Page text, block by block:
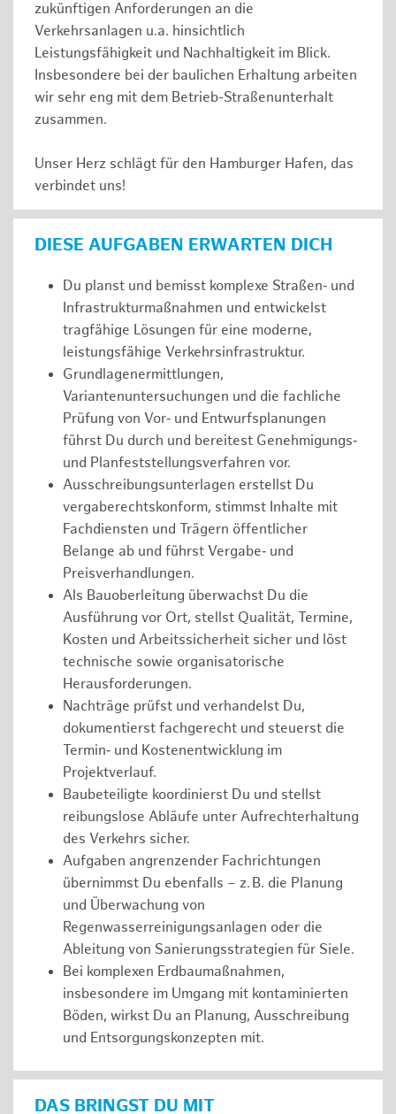
zukünftigen Anforderungen an die
Verkehrsanlagen u.a. hinsichtlich
Leistungsfähigkeit und Nachhaltigkeit im Blick.
Insbesondere bei der baulichen Erhaltung arbeiten
wir sehr eng mit dem Betrieb-Straßenunterhalt
zusammen.
Unser Herz schlägt für den Hamburger Hafen, das
verbindet uns!
DIESE AUFGABEN ERWARTEN DICH
Du planst und bemisst komplexe Straßen‑ und
Infrastrukturmaßnahmen und entwickelst
tragfähige Lösungen für eine moderne,
leistungsfähige Verkehrsinfrastruktur.
Grundlagenermittlungen,
Variantenuntersuchungen und die fachliche
Prüfung von Vor‑ und Entwurfsplanungen
führst Du durch und bereitest Genehmigungs‑
und Planfeststellungsverfahren vor.
Ausschreibungsunterlagen erstellst Du
vergaberechtskonform, stimmst Inhalte mit
Fachdiensten und Trägern öffentlicher
Belange ab und führst Vergabe‑ und
Preisverhandlungen.
Als Bauoberleitung überwachst Du die
Ausführung vor Ort, stellst Qualität, Termine,
Kosten und Arbeitssicherheit sicher und löst
technische sowie organisatorische
Herausforderungen.
Nachträge prüfst und verhandelst Du,
dokumentierst fachgerecht und steuerst die
Termin‑ und Kostenentwicklung im
Projektverlauf.
Baubeteiligte koordinierst Du und stellst
reibungslose Abläufe unter Aufrechterhaltung
des Verkehrs sicher.
Aufgaben angrenzender Fachrichtungen
übernimmst Du ebenfalls – z. B. die Planung
und Überwachung von
Regenwasserreinigungsanlagen oder die
Ableitung von Sanierungsstrategien für Siele.
Bei komplexen Erdbaumaßnahmen,
insbesondere im Umgang mit kontaminierten
Böden, wirkst Du an Planung, Ausschreibung
und Entsorgungskonzepten mit.
DAS BRINGST DU MIT